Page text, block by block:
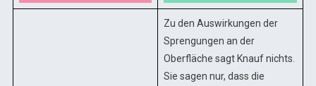
Zu den Auswirkungen der
Sprengungen an der
Oberfläche sagt Knauf nichts.
Sie sagen nur, dass die